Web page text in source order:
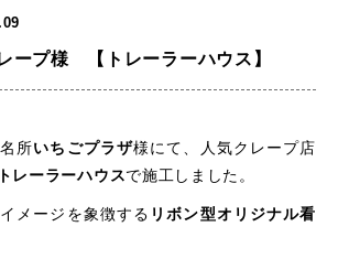
ープ様 【トレーラーハウス】
所いちごプラザ様にて、人気クレープ店
トレーラーハウスで施工しました。
メージを象徴する リボン型オリジナル看